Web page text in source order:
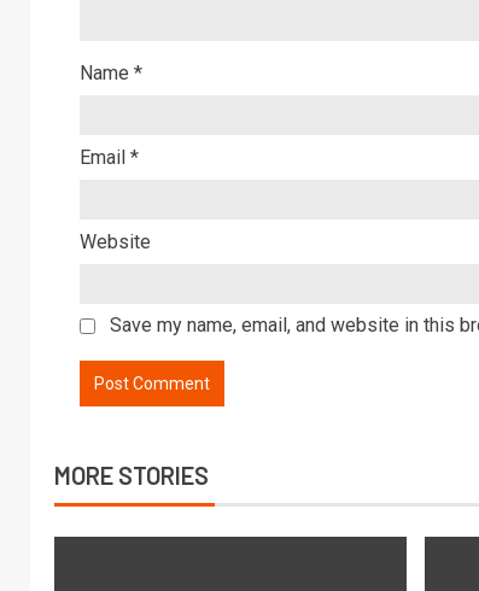
Name *
Email *
Website
Save my name, email, and website in this
MORE STORIES